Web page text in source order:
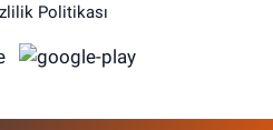
Politikası